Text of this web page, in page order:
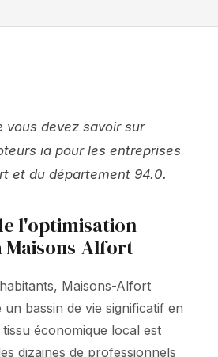
vous devez savoir sur
ia pour les entreprises
et du département 94.0.
l'optimisation
Maisons-Alfort
Maisons-Alfort
bassin de vie significatif en
économique local est
dizaines de professionnels